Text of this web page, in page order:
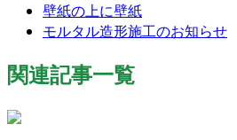
壁紙の上に壁紙
モルタル造形施工のお知らせ
関連記事一覧